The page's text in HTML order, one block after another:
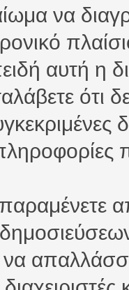
να
αυτή η
ότι